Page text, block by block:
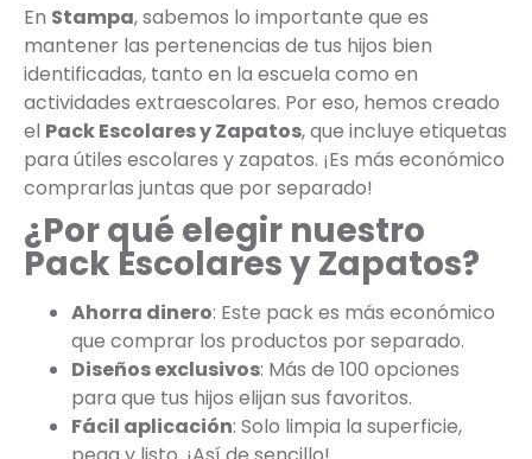
En Stampa, sabemos lo importante que es
mantener las pertenencias de tus hijos bien
identificadas, tanto en la escuela como en
actividades extraescolares. Por eso, hemos creado
el Pack Escolares y Zapatos, que incluye etiquetas
para útiles escolares y zapatos. ¡Es más económico
comprarlas juntas que por separado!
¿Por qué elegir nuestro
Pack Escolares y Zapatos?
Ahorra dinero: Este pack es más económico
que comprar los productos por separado.
Diseños exclusivos: Más de 100 opciones
para que tus hijos elijan sus favoritos.
Fácil aplicación: Solo limpia la superficie,